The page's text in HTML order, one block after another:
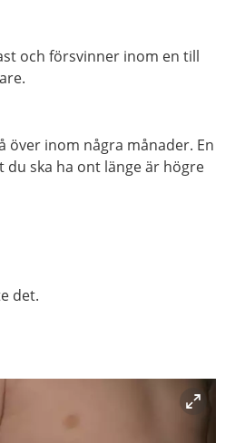
och försvinner inom en till
över inom några månader. En
ska ha ont länge är högre
det.